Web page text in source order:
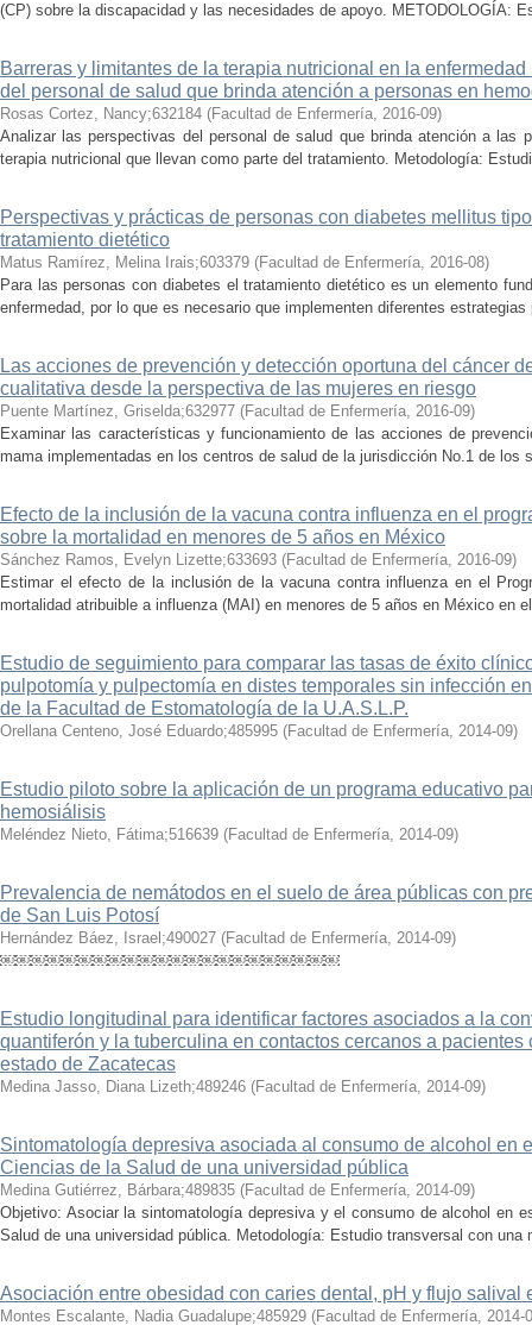
(CP) sobre la discapacidad y las necesidades de apoyo. METODOLOGÍA:
Barreras y limitantes de la terapia nutricional en la
del personal de salud que brinda atención a personas en
Rosas Cortez, Nancy;632184 (Facultad de Enfermería, 2016-09)
Analizar las perspectivas del personal de salud que brinda atención a las
terapia nutricional que llevan como parte del tratamiento. Metodología:
Perspectivas y prácticas de personas con diabetes mellitus
tratamiento dietético
Matus Ramírez, Melina Irais;603379 (Facultad de Enfermería, 2016-08)
Para las personas con diabetes el tratamiento dietético es un elemento
enfermedad, por lo que es necesario que implementen diferentes
Las acciones de prevención y detección oportuna del cáncer
cualitativa desde la perspectiva de las mujeres en riesgo
Puente Martínez, Griselda;632977 (Facultad de Enfermería, 2016-09)
Examinar las características y funcionamiento de las acciones de
mama implementadas en los centros de salud de la jurisdicción No.1 de los
Efecto de la inclusión de la vacuna contra influenza en el
sobre la mortalidad en menores de 5 años en México
Sánchez Ramos, Evelyn Lizette;633693 (Facultad de Enfermería, 2016-09)
Estimar el efecto de la inclusión de la vacuna contra influenza en el
mortalidad atribuible a influenza (MAI) en menores de 5 años en México en
Estudio de seguimiento para comparar las tasas de éxito
pulpotomía y pulpectomía en distes temporales sin infección
de la Facultad de Estomatología de la U.A.S.L.P.
Orellana Centeno, José Eduardo;485995 (Facultad de Enfermería, 2014-09)
Estudio piloto sobre la aplicación de un programa educativo
hemosiálisis
Meléndez Nieto, Fátima;516639 (Facultad de Enfermería, 2014-09)
Prevalencia de nemátodos en el suelo de área públicas con
de San Luis Potosí
Hernández Báez, Israel;490027 (Facultad de Enfermería, 2014-09)
￼￼￼￼￼￼￼￼￼￼￼￼￼￼￼￼￼￼￼￼￼￼
Estudio longitudinal para identificar factores asociados a la
quantiferón y la tuberculina en contactos cercanos a
estado de Zacatecas
Medina Jasso, Diana Lizeth;489246 (Facultad de Enfermería, 2014-09)
Sintomatología depresiva asociada al consumo de alcohol en
Ciencias de la Salud de una universidad pública
Medina Gutiérrez, Bárbara;489835 (Facultad de Enfermería, 2014-09)
Objetivo: Asociar la sintomatología depresiva y el consumo de alcohol en
Salud de una universidad pública. Metodología: Estudio transversal con una
Asociación entre obesidad con caries dental, pH y flujo salival
Montes Escalante, Nadia Guadalupe;485929 (Facultad de Enfermería, 2014-